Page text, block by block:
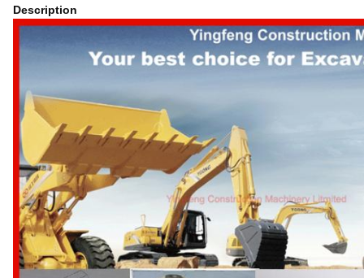
Description